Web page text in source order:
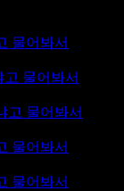
물어봐서
물어봐서
고 물어봐서
물어봐서
물어봐서